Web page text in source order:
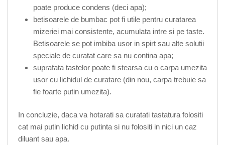
poate produce condens (deci apa);
betisoarele de bumbac pot fi utile pentru curatarea
mizeriei mai consistente, acumulata intre si pe taste.
Betisoarele se pot imbiba usor in spirt sau alte solutii
speciale de curatat care sa nu contina apa;
suprafata tastelor poate fi stearsa cu o carpa umezita
usor cu lichidul de curatare (din nou, carpa trebuie sa
fie foarte putin umezita).
In concluzie, daca va hotarati sa curatati tastatura folositi
cat mai putin lichid cu putinta si nu folositi in nici un caz
diluant sau apa.